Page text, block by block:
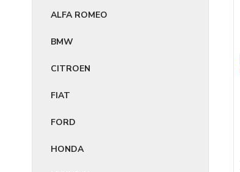
ALFA ROMEO
BMW
CITROEN
FIAT
FORD
HONDA